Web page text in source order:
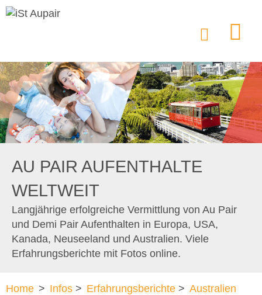
AU PAIR AUFENTHALTE
WELTWEIT
Langjährige erfolgreiche Vermittlung von Au Pair
und Demi Pair Aufenthalten in Europa, USA,
Kanada, Neuseeland und Australien. Viele
Erfahrungsberichte mit Fotos online.
Home > Infos > Erfahrungsberichte > Australien